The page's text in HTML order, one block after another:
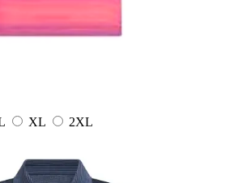
XL
2XL